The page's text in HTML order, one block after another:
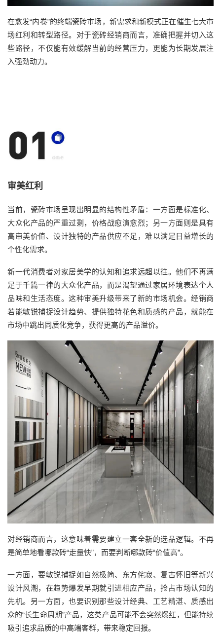
在愈发“内卷”的终端瓷砖市场，新需求和新模式正在催生七大市
场红利和转型路径。对于瓷砖经销商而言，准确把握并切入这
些路径，不仅能有效缓解当前的经营压力，更能为长期发展注
入强劲动力。
审美红利
当前，瓷砖市场呈现出明显的结构性矛盾：一方面是标准化、
大众化产品的严重过剩，价格战愈演愈烈；另一方面则是具有
高审美价值、设计独特的产品供应不足，难以满足日益增长的
个性化需求。
新一代消费者对家居美学的认知和追求远超以往。他们不再满
足于千篇一律的大众化产品，而是渴望通过家居环境表达个人
品味和生活态度。这种审美升级带来了新的市场机会。经销商
若能敏锐捕捉设计趋势、提供独特花色和质感的产品，就能在
市场中跳出同质化竞争，获得更高的产品溢价。
对经销商而言，这意味着需要建立一套全新的选品逻辑。不再
是简单地看哪款砖“走量快”，而要判断哪款砖“价值高”。
一方面，要敏锐捕捉如自然极简、东方侘寂、复古怀旧等新兴
设计风潮，在趋势爆发早期就引进相应产品，抢占市场认知的
先机。另一方面，也要识别那些设计经典、工艺精湛、质感出
众的“长生命周期”产品，这类产品可能不会突然爆红，但能持续
吸引追求品质的中高端客群，带来稳定回报。